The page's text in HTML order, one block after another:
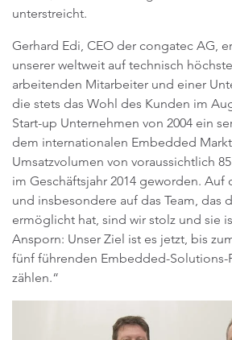
unterstreicht.
Gerhard Edi, CEO der congatec AG,
unserer weltweit auf technisch
arbeitenden Mitarbeiter und einer
die stets das Wohl des Kunden im
Start-up Unternehmen von 2004 ein
dem internationalen Embedded
Umsatzvolumen von voraussichtlich
im Geschäftsjahr 2014 geworden. Auf
und insbesondere auf das Team, das
ermöglicht hat, sind wir stolz und sie
Ansporn: Unser Ziel ist es jetzt, bis
fünf führenden Embedded-Solutions-
zählen.“